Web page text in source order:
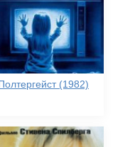
(1982)